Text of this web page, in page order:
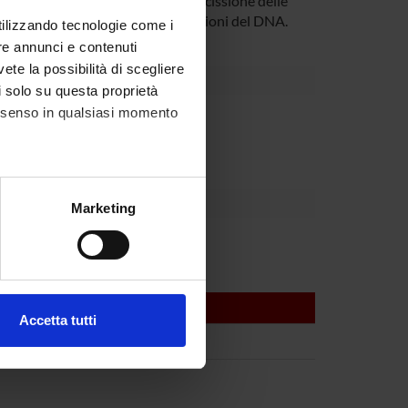
tecnologie come i
annunci e contenuti
la possibilità di scegliere
su questa proprietà
in qualsiasi momento
metro,Marketing
Accetta tutti
riparare queste piccole alterazioni del DNA.
Fracasso